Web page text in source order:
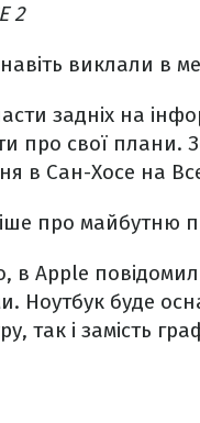
2
виклали в
задніх на
про свої плани.
в Сан-Хосе на
про майбутню
в Apple
Ноутбук буде
так і замість